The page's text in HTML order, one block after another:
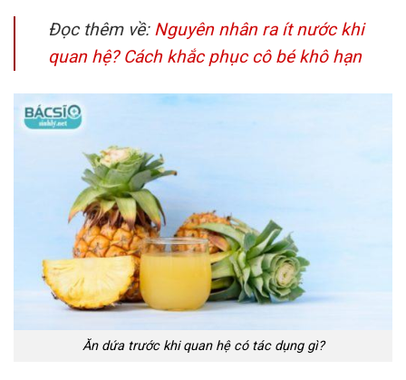
Đọc thêm về: Nguyên nhân ra ít nước khi
quan hệ? Cách khắc phục cô bé khô hạn
Ăn dứa trước khi quan hệ có tác dụng gì?